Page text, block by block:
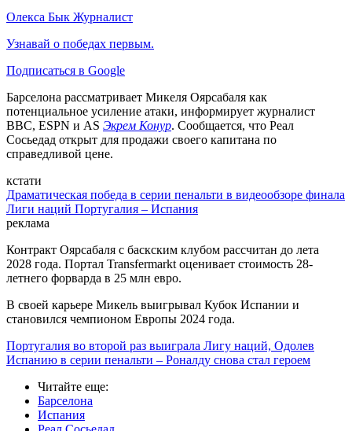
Олекса Бык Журналист
Узнавай о победах первым.
Подписаться в Google
Барселона рассматривает Микеля Оярсабаля как
потенциальное усиление атаки, информирует журналист
ВВС, ESPN и AS Экрем Конур. Сообщается, что Реал
Сосьедад открыт для продажи своего капитана по
справедливой цене.
кстати
Драматическая победа в серии пенальти в видеообзоре финала
Лиги наций Португалия – Испания
реклама
Контракт Оярсабаля с баскским клубом рассчитан до лета
2028 года. Портал Transfermarkt оценивает стоимость 28-
летнего форварда в 25 млн евро.
В своей карьере Микель выигрывал Кубок Испании и
становился чемпионом Европы 2024 года.
Португалия во второй раз выиграла Лигу наций, Одолев
Испанию в серии пенальти – Роналду снова стал героем
Читайте еще:
Барселона
Испания